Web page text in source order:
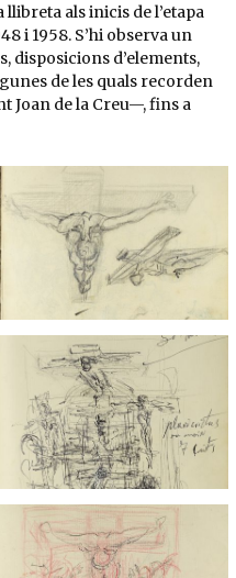
llibreta als inicis de l’etapa
i 1958. S’hi observa un
disposicions d’elements,
de les quals recorden
Joan de la Creu—, fins a